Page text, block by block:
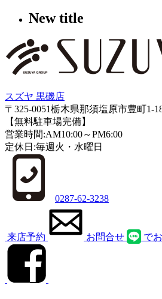
New title
スズヤ 黒磯店
〒325-0051栃木県那須塩原市豊町1-
【無料駐車場完備】
営業時間:AM10:00～PM6:00
定休日:毎週火・水曜日
0287-62-3238
来店予約 お問合せ で